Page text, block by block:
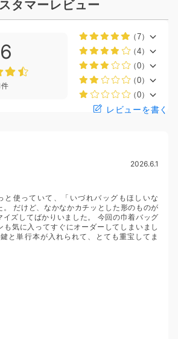
タマーレビュー
（7）
（4）
（0）
（0）
（0）
レビューを書く
2026.6.1
と使っていて、「いづれバッグもほしいな
。 だけど、なかなかカチッとした形のものが
イズしてばかりいました。 今回の巾着バッグ
も気に入ってすぐにオーダーしてしまいまし
と単行本が入れられて、とても重宝してま